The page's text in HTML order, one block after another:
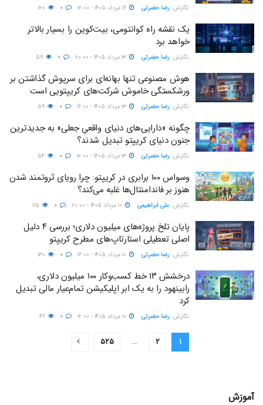
نگارش:‌ رضا حضرتی
یک نقشه راه کوانتومی، بیت‌کوین را بسیار بالاتر
خواهد برد
نگارش:‌ رضا حضرتی
هوش مصنوعی تنها بهانه‌ای برای سرپوش گذاشتن بر
ورشکستگی خاموش شرکت‌های کریپتویی است
نگارش:‌ رضا حضرتی
چگونه «دارایی‌های دنیای واقعیِ جعلی» به جدیدترین
جنون دنیای کریپتو تبدیل شدند؟
نگارش:‌ رضا حضرتی
وسواس ۱۰۰ برابری در کریپتو: چرا رویای ثروتمند شدن
هنوز بر فاندامنتال‌ها غلبه می‌کند؟
نگارش:‌ علی ابراهیمی
پایان تلخ پروژه‌های میلیون دلاری؛ بررسی ۴ دلیل
اصلی تعطیلی استارتاپ‌های مطرح کریپتو
نگارش:‌ رضا حضرتی
درخشش ۱۳ خط کسب‌وکار ۱۰۰ میلیون دلاری،
رابینهود را به یک ابر اپلیکیشن تمام‌عیار مالی تبدیل
کرد
نگارش:‌ رضا حضرتی
۱ ۲ … ۵۲۵
آموزش